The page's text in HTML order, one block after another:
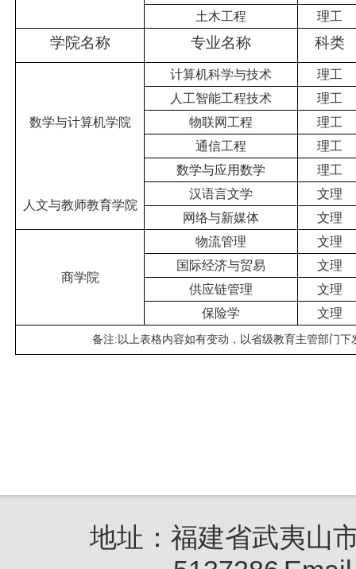
土木工程
理工
学院名称 专业名称 科类
数学与计算机学院
计算机科学与技术
理工
人工智能工程技术
理工
物联网工程
理工
通信工程
理工
数学与应用数学
理工
人文与教师教育学院
汉语言文学 文理
网络与新媒体
文理
商学院
物流管理
文理
国际经济与贸易
文理
供应链管理
文理
保险学
文理
备注: 以上表格内容如有变动，以省级教育主管部门下
地址：福建省武夷山